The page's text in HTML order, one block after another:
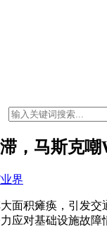
，马斯克
界
面积瘫痪，引发
应对基础设施故